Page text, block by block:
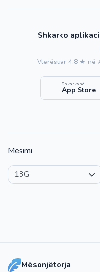
Shkarko
Vlerësuar 4.8 ★ në
Shkarko në
App Store
Mësimi
Mësonjëtorja